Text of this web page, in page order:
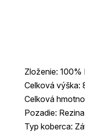
Zloženie: 100%
Celková výška:
Celková
Pozadie: Rezina
Typ koberca: